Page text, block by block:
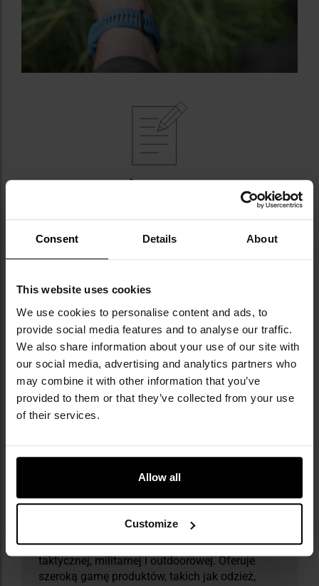
Consent Details About
This website uses cookies
We use cookies to personalise content and ads, to
provide social media features and to analyse our traffic.
We also share information about your use of our site with
our social media, advertising and analytics partners who
may combine it with other information that you’ve
provided to them or that they’ve collected from your use
of their services.
Allow all
Customize
NAJWAŻNIEJSZE CECHY
busola pryzmatyczna (namiarowa)
lekka i wytrzymała obudowa z aluminium
podziałka mapowa w skali 1:25000
Informacja o producencie i bezpieczeństwo
Militaria.pl jest oficjalnym dystrybutorem
marki Helikon-Tex.
Helikon-Tex to polska firma założona w 1983
roku, specjalizująca się w produkcji odzieży
taktycznej, militarnej i outdoorowej. Oferuje
szeroką gamę produktów, takich jak odzież,